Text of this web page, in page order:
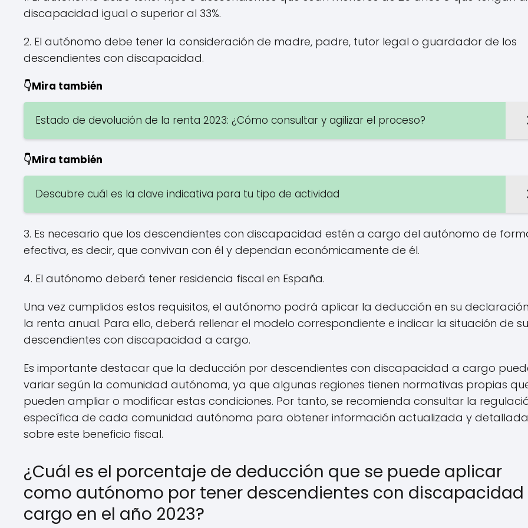
discapacidad igual o superior al 33%.
2. El autónomo debe tener la consideración de madre, padre, tutor legal o guardador de los
descendientes con discapacidad.
👇Mira también
Estado de devolución de la renta 2023: ¿Cómo consultar y agilizar el proceso?
👇Mira también
Descubre cuál es la clave indicativa para tu tipo de actividad
3. Es necesario que los descendientes con discapacidad estén a cargo del autónomo de
efectiva, es decir, que convivan con él y dependan económicamente de él.
4. El autónomo deberá tener residencia fiscal en España.
Una vez cumplidos estos requisitos, el autónomo podrá aplicar la deducción en su
la renta anual. Para ello, deberá rellenar el modelo correspondiente e indicar la situación de
descendientes con discapacidad a cargo.
Es importante destacar que la deducción por descendientes con discapacidad a cargo
variar según la comunidad autónoma, ya que algunas regiones tienen normativas propias
pueden ampliar o modificar estas condiciones. Por tanto, se recomienda consultar la
específica de cada comunidad autónoma para obtener información actualizada y detallada
sobre este beneficio fiscal.
¿Cuál es el porcentaje de deducción que se puede aplicar
como autónomo por tener descendientes con discapacidad
cargo en el año 2023?